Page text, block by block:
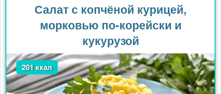
Салат с копчёной курицей,
морковью по-корейски и
кукурузой
201 ккал